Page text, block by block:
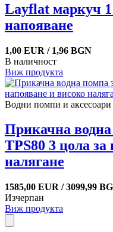
Layflat маркуч 1
напояване
1,00 EUR / 1,96 BGN
В наличност
Виж продукта
Водни помпи и аксесоари
Прикачна
TPS80 3 цола
налягане
1585,00 EUR / 3099,99
Изчерпан
Виж продукта